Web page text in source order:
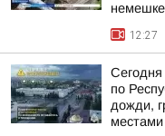
12:27
Сегодня
по
дожди,